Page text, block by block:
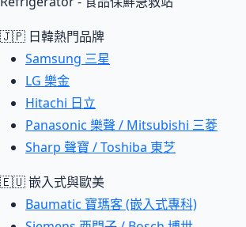
🇯🇵 日韓熱門品牌
Samsung 三星
LG 樂金
Hitachi 日立
Panasonic 樂聲 / Mitsubishi 三菱
Sharp 聲寶 / Toshiba 東芝
🇪🇺 嵌入式與歐美
Baumatic 寶瑪客 (嵌入式專科)